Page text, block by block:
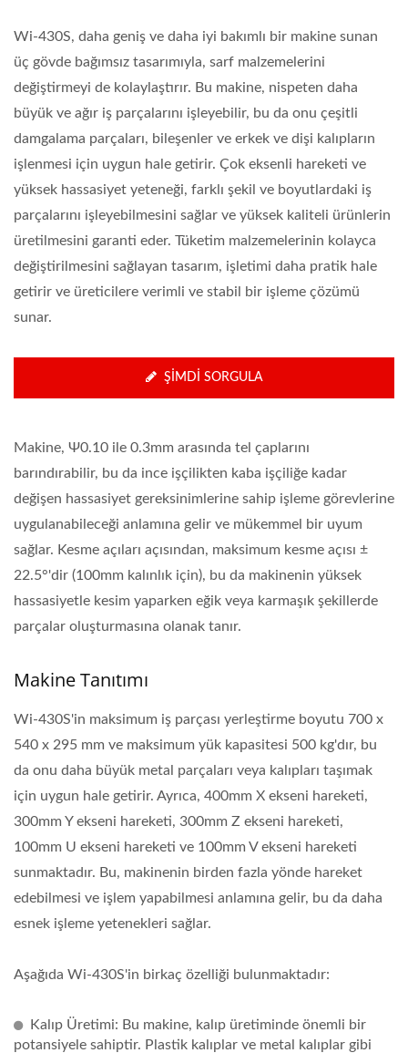
Wi-430S, daha geniş ve daha iyi bakımlı bir makine sunan
üç gövde bağımsız tasarımıyla, sarf malzemelerini
değiştirmeyi de kolaylaştırır. Bu makine, nispeten daha
büyük ve ağır iş parçalarını işleyebilir, bu da onu çeşitli
damgalama parçaları, bileşenler ve erkek ve dişi kalıpların
işlenmesi için uygun hale getirir. Çok eksenli hareketi ve
yüksek hassasiyet yeteneği, farklı şekil ve boyutlardaki iş
parçalarını işleyebilmesini sağlar ve yüksek kaliteli ürünlerin
üretilmesini garanti eder. Tüketim malzemelerinin kolayca
değiştirilmesini sağlayan tasarım, işletimi daha pratik hale
getirir ve üreticilere verimli ve stabil bir işleme çözümü
sunar.
ŞIMDI SORGULA
Makine, Ψ0.10 ile 0.3mm arasında tel çaplarını
barındırabilir, bu da ince işçilikten kaba işçiliğe kadar
değişen hassasiyet gereksinimlerine sahip işleme görevlerine
uygulanabileceği anlamına gelir ve mükemmel bir uyum
sağlar. Kesme açıları açısından, maksimum kesme açısı ±
22.5°'dir (100mm kalınlık için), bu da makinenin yüksek
hassasiyetle kesim yaparken eğik veya karmaşık şekillerde
parçalar oluşturmasına olanak tanır.
Makine Tanıtımı
Wi-430S'in maksimum iş parçası yerleştirme boyutu 700 x
540 x 295 mm ve maksimum yük kapasitesi 500 kg'dır, bu
da onu daha büyük metal parçaları veya kalıpları taşımak
için uygun hale getirir. Ayrıca, 400mm X ekseni hareketi,
300mm Y ekseni hareketi, 300mm Z ekseni hareketi,
100mm U ekseni hareketi ve 100mm V ekseni hareketi
sunmaktadır. Bu, makinenin birden fazla yönde hareket
edebilmesi ve işlem yapabilmesi anlamına gelir, bu da daha
esnek işleme yetenekleri sağlar.
Aşağıda Wi-430S'in birkaç özelliği bulunmaktadır:
Kalıp Üretimi: Bu makine, kalıp üretiminde önemli bir
potansiyele sahiptir. Plastik kalıplar ve metal kalıplar gibi